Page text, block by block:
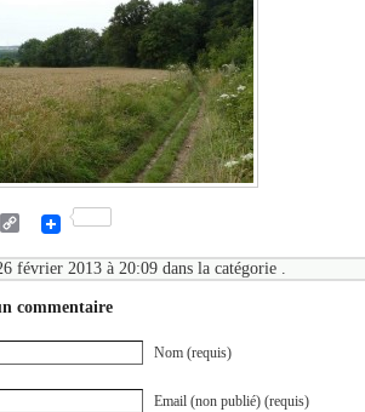
TwitterCopy
février 2013 à 20:09 dans la catégorie .
commentaire
Nom (requis)
Email (non publié) (requis)